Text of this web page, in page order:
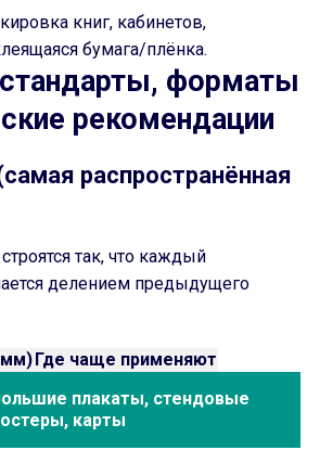
книг, кабинетов,
бумага/плёнка.
форматы
рекомендации
распространённая
так, что каждый
делением предыдущего
Где чаще применяют
плакаты, стендовые
карты